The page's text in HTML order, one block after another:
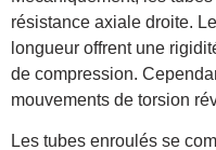
résistance axiale droite.
longueur offrent une
de compression.
mouvements de torsion
Les tubes enroulés se